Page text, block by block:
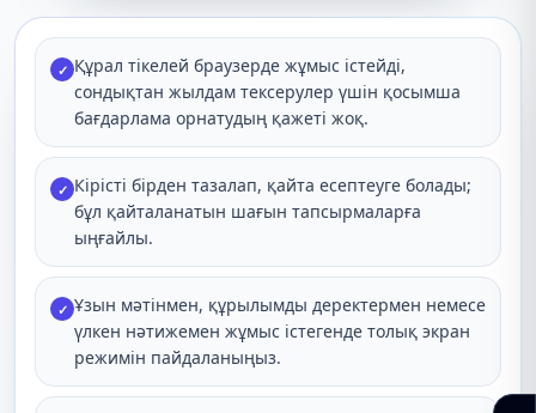
✓ Құрал тікелей браузерде жұмыс істейді,
сондықтан жылдам тексерулер үшін қосымша
бағдарлама орнатудың қажеті жоқ.
✓ Кірісті бірден тазалап, қайта есептеуге болады;
бұл қайталанатын шағын тапсырмаларға
ыңғайлы.
✓ Ұзын мәтінмен, құрылымды деректермен немесе
үлкен нәтижемен жұмыс істегенде толық экран
режимін пайдаланыңыз.